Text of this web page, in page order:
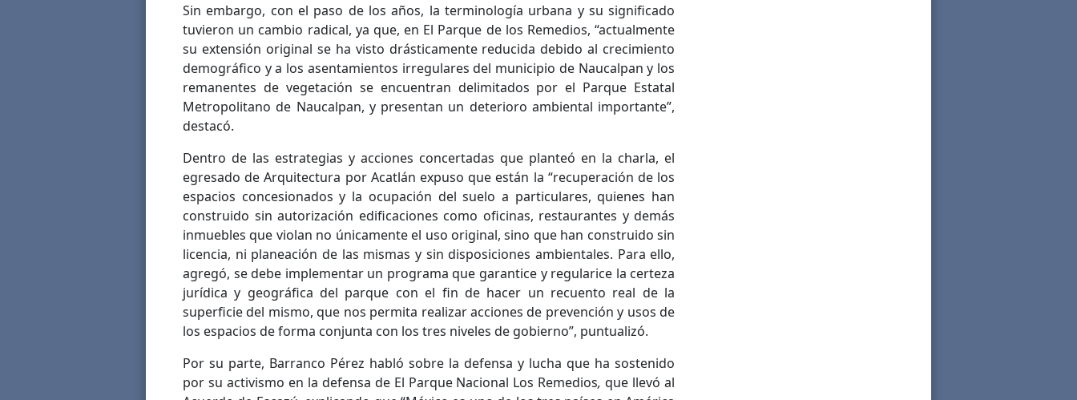
Sin embargo, con el paso de los años, la terminología urbana y su significado
tuvieron un cambio radical, ya que, en El Parque de los Remedios, “actualmente
su extensión original se ha visto drásticamente reducida debido al crecimiento
demográfico y a los asentamientos irregulares del municipio de Naucalpan y los
remanentes de vegetación se encuentran delimitados por el Parque Estatal
Metropolitano de Naucalpan, y presentan un deterioro ambiental importante”,
destacó.
Dentro de las estrategias y acciones concertadas que planteó en la charla, el
egresado de Arquitectura por Acatlán expuso que están la “recuperación de los
espacios concesionados y la ocupación del suelo a particulares, quienes han
construido sin autorización edificaciones como oficinas, restaurantes y demás
inmuebles que violan no únicamente el uso original, sino que han construido sin
licencia, ni planeación de las mismas y sin disposiciones ambientales. Para ello,
agregó, se debe implementar un programa que garantice y regularice la certeza
jurídica y geográfica del parque con el fin de hacer un recuento real de la
superficie del mismo, que nos permita realizar acciones de prevención y usos de
los espacios de forma conjunta con los tres niveles de gobierno”, puntualizó.
Por su parte, Barranco Pérez habló sobre la defensa y lucha que ha sostenido
por su activismo en la defensa de El Parque Nacional Los Remedios,que llevó al